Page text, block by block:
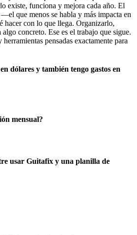
existe, funciona y mejora cada año. El
que menos se habla y más impacta en
hacer con lo que llega. Organizarlo,
concreto. Ese es el trabajo que sigue.
pensadas exactamente para
dólares y también tengo gastos en
mensual?
usar Guitafix y una planilla de